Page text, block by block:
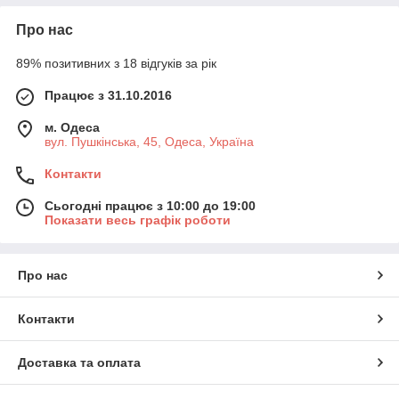
Про нас
89% позитивних з 18 відгуків за рік
Працює з 31.10.2016
м. Одеса
вул. Пушкінська, 45, Одеса, Україна
Контакти
Сьогодні працює з 10:00 до 19:00
Показати весь графік роботи
Про нас
Контакти
Доставка та оплата